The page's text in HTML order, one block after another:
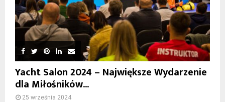
Yacht Salon 2024 – Największe Wydarzenie
dla Miłośników...
25 września 2024